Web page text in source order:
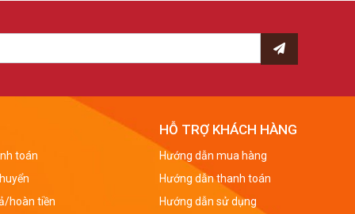
đều cần cho mình những tấm danh thiếp để giúp
nghiệp và tạo ấn tượng tốt với khách hàng,
đủ những thông tin cơ bản nhất về một cá nhân
toán
hoàn tiền
HỖ TRỢ KHÁCH HÀNG
Hướng dẫn mua hàng
Hướng dẫn thanh toán
Hướng dẫn sử dụng